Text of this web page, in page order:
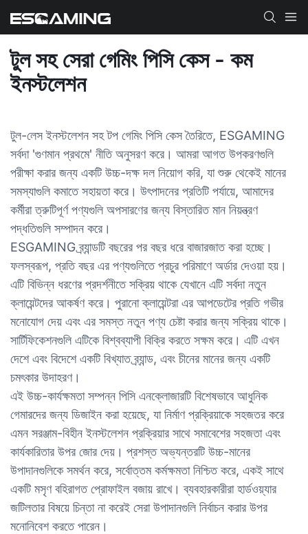
টুল সহ সেরা গেমিং পিসি কেস - কম
ইনস্টলেশন
টুল-লেস ইনস্টলেশন সহ টপ গেমিং পিসি কেস তৈরিতে, ESGAMING
সর্বদা 'গুণমান প্রথমে' নীতি অনুসরণ করে। আমরা আগত উপকরণগুলি
পরীক্ষা করার জন্য একটি উচ্চ-দক্ষ দল নিয়োগ করি, যা শুরু থেকেই মানের
সমস্যাগুলি কমাতে সহায়তা করে। উৎপাদনের প্রতিটি পর্যায়ে, আমাদের
কর্মীরা ত্রুটিপূর্ণ পণ্যগুলি অপসারণের জন্য বিস্তারিত মান নিয়ন্ত্রণ
পদ্ধতিগুলি সম্পাদন করে।
ESGAMING ব্র্যান্ডটি বছরের পর বছর ধরে বাজারজাত করা হচ্ছে।
ফলস্বরূপ, প্রতি বছর এর পণ্যগুলিতে প্রচুর পরিমাণে অর্ডার দেওয়া হয়।
এটি বিভিন্ন ধরণের প্রদর্শনীতে সক্রিয় থাকে যেখানে এটি সর্বদা নতুন
ক্লায়েন্টদের আকর্ষণ করে। পুরানো ক্লায়েন্টরা এর আপডেটের প্রতি গভীর
মনোযোগ দেয় এবং এর সমস্ত নতুন পণ্য চেষ্টা করার জন্য সক্রিয় থাকে।
সার্টিফিকেশনগুলি এটিকে বিশ্বব্যাপী বিক্রি করতে সক্ষম করে। এটি এখন
দেশে এবং বিদেশে একটি বিখ্যাত ব্র্যান্ড, এবং চীনের মানের জন্য একটি
চমৎকার উদাহরণ।
এই উচ্চ-কার্যক্ষমতা সম্পন্ন পিসি এনক্লোজারটি বিশেষভাবে আধুনিক
গেমারদের জন্য ডিজাইন করা হয়েছে, যা নির্মাণ প্রক্রিয়াকে সহজতর করে
এমন সরঞ্জাম-বিহীন ইনস্টলেশন প্রক্রিয়ার সাথে সমাবেশের সহজতা এবং
কার্যকারিতার উপর জোর দেয়। প্রশস্ত অভ্যন্তরটি উচ্চ-মানের
উপাদানগুলিকে সমর্থন করে, সর্বোত্তম কর্মক্ষমতা নিশ্চিত করে, একই সাথে
একটি মসৃণ বহিরাগত প্রোফাইল বজায় রাখে। ব্যবহারকারীরা হার্ডওয়্যার
জটিলতার বিষয়ে চিন্তা না করেই সেরা উপাদানগুলি নির্বাচন করার উপর
মনোনিবেশ করতে পারেন।